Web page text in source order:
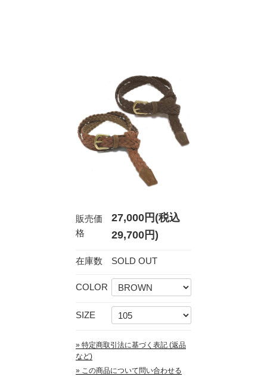
販売価
格
27,000円(税込
29,700円)
在庫数 SOLD OUT
COLOR
SIZE
» 特定商取引法に基づく表記 (返品
など)
» この商品について問い合わせる